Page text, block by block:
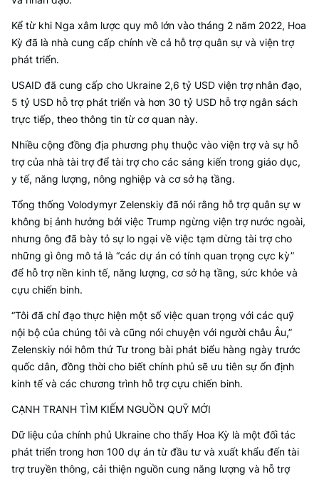
Kể từ khi Nga xâm lược quy mô lớn vào tháng 2 năm 2022, Hoa
Kỳ đã là nhà cung cấp chính về cả hỗ trợ quân sự và viện trợ
phát triển.
USAID đã cung cấp cho Ukraine 2,6 tỷ USD viện trợ nhân đạo,
5 tỷ USD hỗ trợ phát triển và hơn 30 tỷ USD hỗ trợ ngân sách
trực tiếp, theo thông tin từ cơ quan này.
Nhiều cộng đồng địa phương phụ thuộc vào viện trợ và sự hỗ
trợ của nhà tài trợ để tài trợ cho các sáng kiến trong giáo dục,
y tế, năng lượng, nông nghiệp và cơ sở hạ tầng.
Tổng thống Volodymyr Zelenskiy đã nói rằng hỗ trợ quân sự w
không bị ảnh hưởng bởi việc Trump ngừng viện trợ nước ngoài,
nhưng ông đã bày tỏ sự lo ngại về việc tạm dừng tài trợ cho
những gì ông mô tả là “các dự án có tính quan trọng cực kỳ”
để hỗ trợ nền kinh tế, năng lượng, cơ sở hạ tầng, sức khỏe và
cựu chiến binh.
“Tôi đã chỉ đạo thực hiện một số việc quan trọng với các quỹ
nội bộ của chúng tôi và cũng nói chuyện với người châu Âu,”
Zelenskiy nói hôm thứ Tư trong bài phát biểu hàng ngày trước
quốc dân, đồng thời cho biết chính phủ sẽ ưu tiên sự ổn định
kinh tế và các chương trình hỗ trợ cựu chiến binh.
CẠNH TRANH TÌM KIẾM NGUỒN QUỸ MỚI
Dữ liệu của chính phủ Ukraine cho thấy Hoa Kỳ là một đối tác
phát triển trong hơn 100 dự án từ đầu tư và xuất khẩu đến tài
trợ truyền thông, cải thiện nguồn cung năng lượng và hỗ trợ